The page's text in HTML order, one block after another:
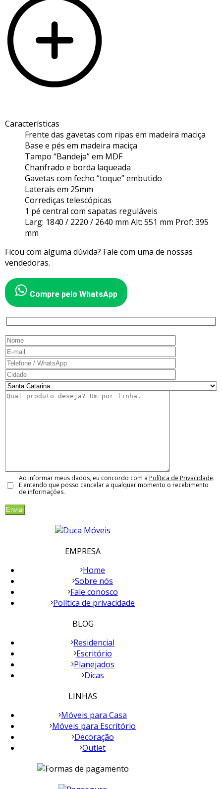
Características
Frente das gavetas com ripas em madeira maciça
Base e pés em madeira maciça
Tampo “Bandeja” em MDF
Chanfrado e borda laqueada
Gavetas com fecho “toque” embutido
Laterais em 25mm
Corrediças telescópicas
1 pé central com sapatas reguláveis
Larg: 1840 / 2220 / 2640 mm Alt: 551 mm Prof: 395
mm
Ficou com alguma dúvida? Fale com uma de nossas
vendedoras.
Compre pelo WhatsApp
Ao informar meus dados, eu concordo com a Política de Privacidade.
E entendo que posso cancelar a qualquer momento o recebimento
de informações.
EMPRESA
Home
Sobre nós
Fale conosco
Política de privacidade
BLOG
Residencial
Escritório
Planejados
Dicas
LINHAS
Móveis para Casa
Móveis para Escritório
Decoração
Outlet